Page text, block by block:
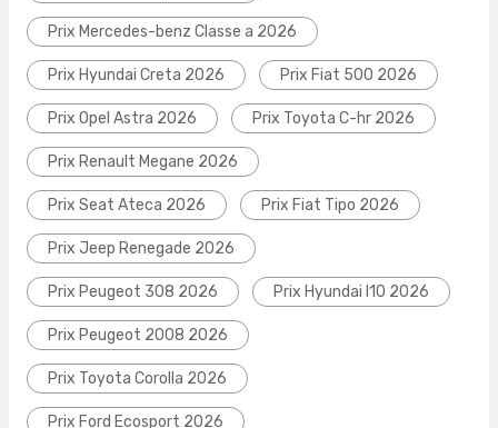
Prix Mercedes-benz Classe a 2026
Prix Hyundai Creta 2026 Prix Fiat 500 2026
Prix Opel Astra 2026 Prix Toyota C-hr 2026
Prix Renault Megane 2026
Prix Seat Ateca 2026 Prix Fiat Tipo 2026
Prix Jeep Renegade 2026
Prix Peugeot 308 2026 Prix Hyundai I10 2026
Prix Peugeot 2008 2026
Prix Toyota Corolla 2026
Prix Ford Ecosport 2026